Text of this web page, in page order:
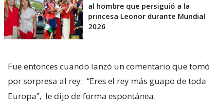
al hombre que persiguió a la
princesa Leonor durante Mundial
2026
Fue entonces cuando lanzó un comentario que tomó
por sorpresa al rey: “Eres el rey más guapo de toda
Europa”, le dijo de forma espontánea.